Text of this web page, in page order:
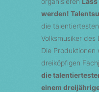
werden!
die
Volksmusiker
Die Produktionen
dreiköpfigen
die
einem